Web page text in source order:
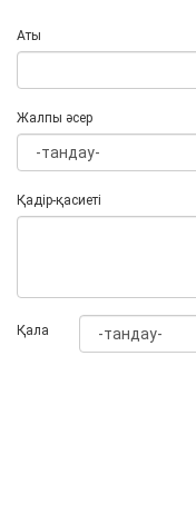
Аты
Жалпы әсер
Қадір-қасиеті
Қала